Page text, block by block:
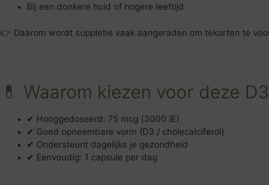
Bij een donkere huid of hogere leeftijd
👉 Daarom wordt suppletie vaak aangeraden om tekorten te
💊 Waarom kiezen voor deze
✔ Hooggedoseerd: 75 mcg (3000 IE)
✔ Goed opneembare vorm (D3 / cholecalciferol)
✔ Ondersteunt dagelijks je gezondheid
✔ Eenvoudig: 1 capsule per dag